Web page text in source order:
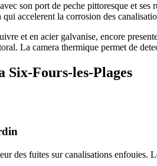
son port de peche pittoresque et
accelerent la corrosion des
et en acier galvanise, encore
La camera thermique permet de
Six-Fours-les-Plages
des fuites sur canalisations enfouies.